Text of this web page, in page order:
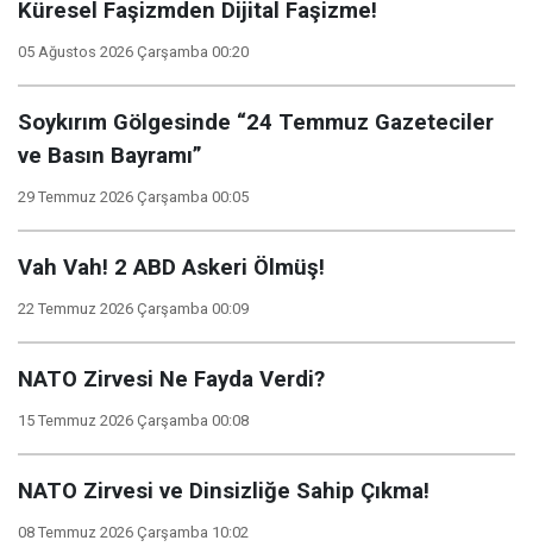
Küresel Faşizmden Dijital Faşizme!
05 Ağustos 2026 Çarşamba 00:20
Soykırım Gölgesinde “24 Temmuz Gazeteciler
ve Basın Bayramı”
29 Temmuz 2026 Çarşamba 00:05
Vah Vah! 2 ABD Askeri Ölmüş!
22 Temmuz 2026 Çarşamba 00:09
NATO Zirvesi Ne Fayda Verdi?
15 Temmuz 2026 Çarşamba 00:08
NATO Zirvesi ve Dinsizliğe Sahip Çıkma!
08 Temmuz 2026 Çarşamba 10:02